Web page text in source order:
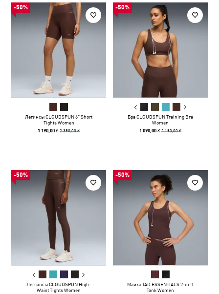
-50%
Легинсы CLOUDSPUN 6" Short
Tights Women
1 190,00 ₴2 390,00 ₴
-50%
Бра CLOUDSPUN Training Bra
Women
1 090,00 ₴2 190,00 ₴
-50%
Леггинсы CLOUDSPUN High-
Waist Tights Women
-50%
Майка TAD ESSENTIALS 2-in-1
Tank Women